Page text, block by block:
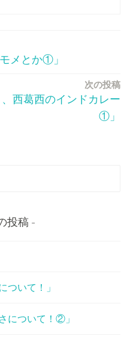
メとか①」
次の投稿
、西葛西のインドカレー
①」
投稿
ついて！」
について！②」